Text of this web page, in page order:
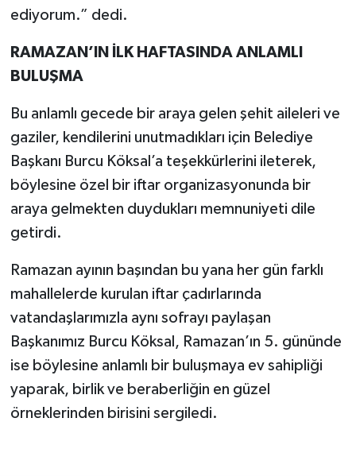
ediyorum.” dedi.
RAMAZAN’IN İLK HAFTASINDA ANLAMLI
BULUŞMA
Bu anlamlı gecede bir araya gelen şehit aileleri ve
gaziler, kendilerini unutmadıkları için Belediye
Başkanı Burcu Köksal’a teşekkürlerini ileterek,
böylesine özel bir iftar organizasyonunda bir
araya gelmekten duydukları memnuniyeti dile
getirdi.
Ramazan ayının başından bu yana her gün farklı
mahallelerde kurulan iftar çadırlarında
vatandaşlarımızla aynı sofrayı paylaşan
Başkanımız Burcu Köksal, Ramazan’ın 5. gününde
ise böylesine anlamlı bir buluşmaya ev sahipliği
yaparak, birlik ve beraberliğin en güzel
örneklerinden birisini sergiledi.